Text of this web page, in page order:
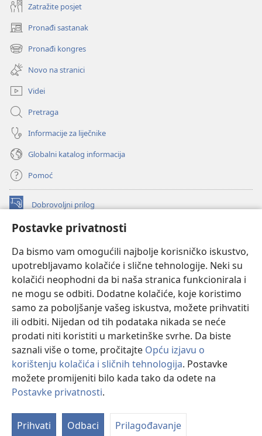
Postavke privatnosti
Da bismo vam omogućili najbolje korisničko iskustvo,
upotrebljavamo kolačiće i slične tehnologije. Neki su
kolačići neophodni da bi naša stranica funkcionirala i
ne mogu se odbiti. Dodatne kolačiće, koje koristimo
samo za poboljšanje vašeg iskustva, možete prihvatiti
ili odbiti. Nijedan od tih podataka nikada se neće
prodati niti koristiti u marketinške svrhe. Da biste
saznali više o tome, pročitajte Opću izjavu o
korištenju kolačića i sličnih tehnologija. Postavke
možete promijeniti bilo kada tako da odete na
Postavke privatnosti.
Prihvati Odbaci Prilagođavanje
Zatražite posjet
Pronađi sastanak
(otvara
se
novi
prozor)
Pronađi kongres
(otvara
se
novi
prozor)
Novo na stranici
Videi
Pretraga
Informacije za liječnike
Globalni katalog informacija
Pomoć
Dobrovoljni prilog
(otvara
novi
INTERNETSKA BIBLIOTEKA Watchtower
se
novi
prozor)
JW Hub
(otvara
se
novi
JW Library
Watchtower Library
Copyright© 2026 Watch Tower Bible and Tract Society of Pennsylvania.
UVJETI KORIŠTENJA|